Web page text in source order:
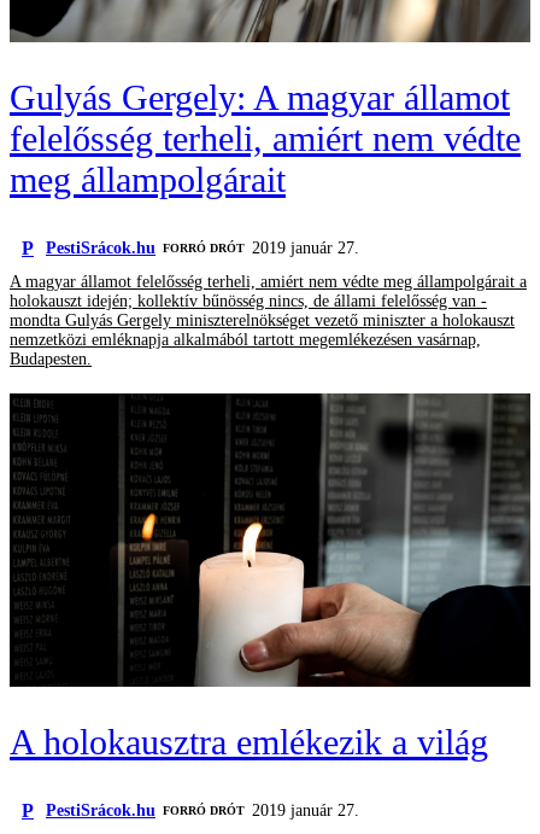
Gulyás Gergely: A magyar államot
felelősség terheli, amiért nem védte
meg állampolgárait
P PestiSrácok.hu FORRÓ DRÓT 2019 január 27.
A magyar államot felelősség terheli, amiért nem védte meg állampolgárait a
holokauszt idején; kollektív bűnösség nincs, de állami felelősség van -
mondta Gulyás Gergely miniszterelnökséget vezető miniszter a holokauszt
nemzetközi emléknapja alkalmából tartott megemlékezésen vasárnap,
Budapesten.
A holokausztra emlékezik a világ
P PestiSrácok.hu FORRÓ DRÓT 2019 január 27.